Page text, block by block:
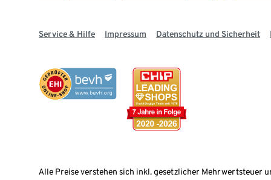
Service & Hilfe Impressum Datenschutz und Sicherheit
Alle Preise verstehen sich inkl. gesetzlicher Mehrwertsteuer